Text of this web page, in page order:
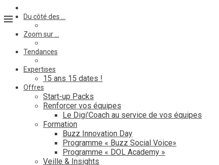
Du côté des …
Zoom sur …
Tendances
Expertises
15 ans 15 dates !
Offres
Start-up Packs
Renforcer vos équipes
Le Digi’Coach au service de vos équipes
Formation
Buzz Innovation Day
Programme « Buzz Social Voice»
Programme « DOL Academy »
Veille & Insights